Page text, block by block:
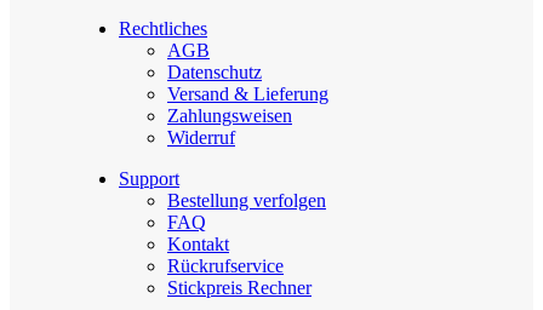
Rechtliches
AGB
Datenschutz
Versand & Lieferung
Zahlungsweisen
Widerruf
Support
Bestellung verfolgen
FAQ
Kontakt
Rückrufservice
Stickpreis Rechner